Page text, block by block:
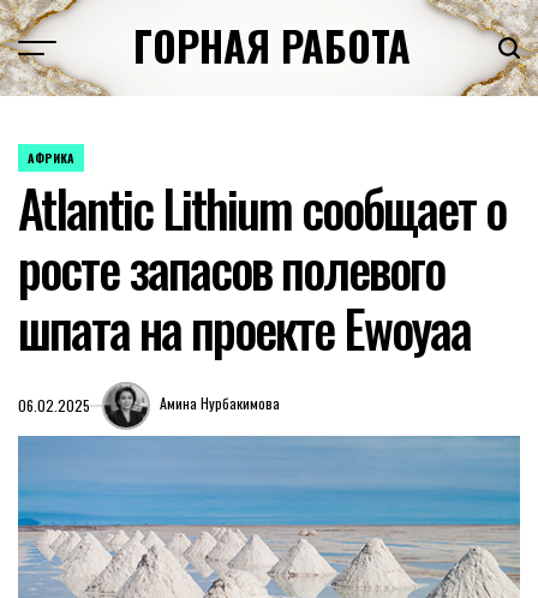
Перейти
к
содержимому
ГОРНАЯ РАБОТА
ОПУБЛИКОВАНО
АФРИКА
Atlantic Lithium сообщает о
росте запасов полевого
шпата на проекте Ewoyaa
06.02.2025 Амина Нурбакимова